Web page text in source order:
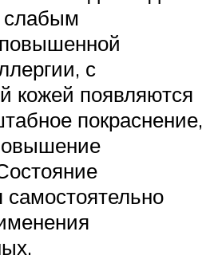
слабым
с
кожей появляются
покраснение,
самостоятельно